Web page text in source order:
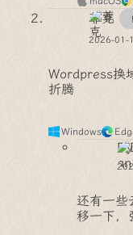
菲克
2026-01-
Wordpress换
折腾
Windows
还有一些
移一下